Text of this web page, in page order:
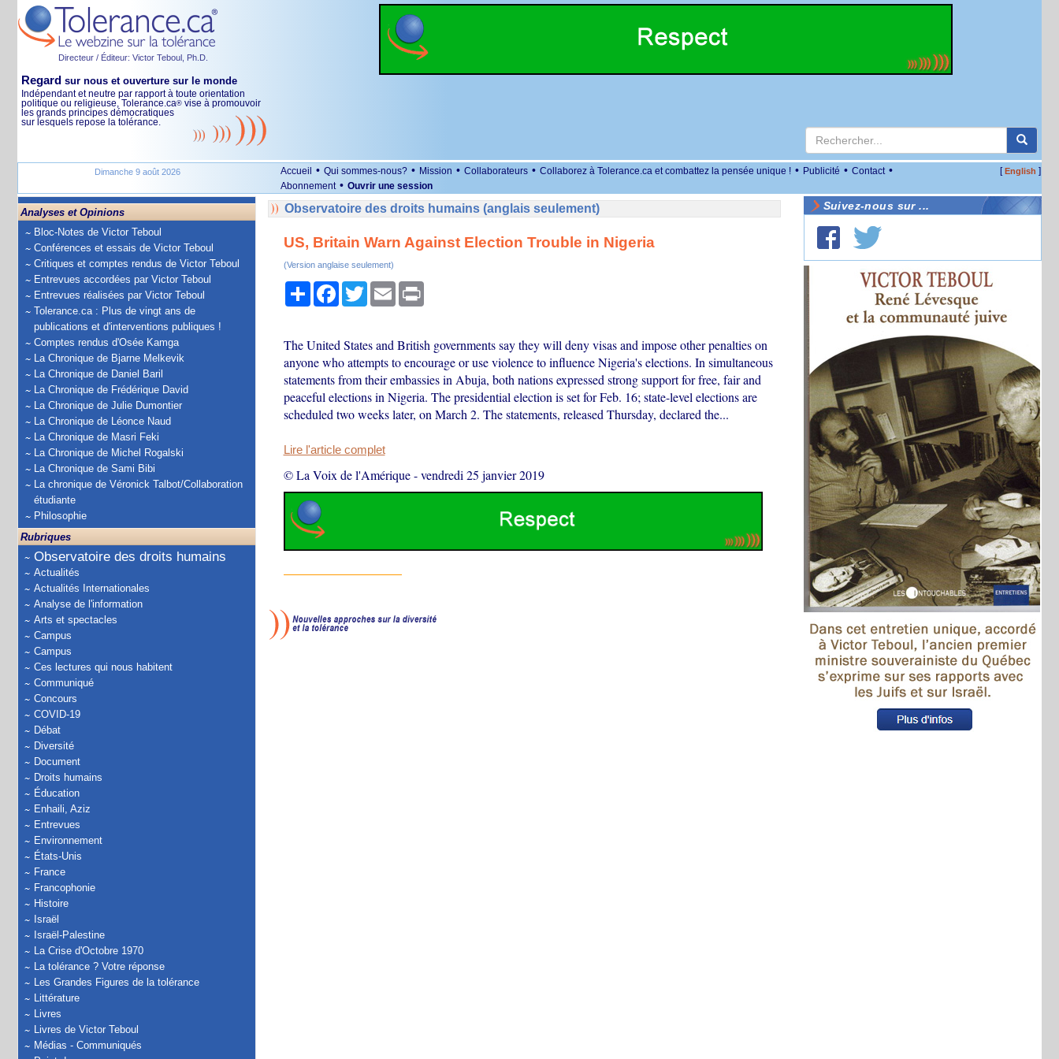
Directeur / Éditeur: Victor Teboul, Ph.D.
Regard sur nous et ouverture sur le monde
Indépendant et neutre par rapport à toute orientation
politique ou religieuse, Tolerance.ca® vise à promouvoir
les grands principes démocratiques
sur lesquels repose la tolérance.
Dimanche 9 août 2026 Accueil • Qui sommes-nous? • Mission • Collaborateurs • Collaborez à Tolerance.ca et combattez la pensée unique ! • Publicité • Contact •
Abonnement • Ouvrir une session
[English ]
Analyses et Opinions
Bloc-Notes de Victor Teboul
Conférences et essais de Victor Teboul
Critiques et comptes rendus de Victor Teboul
Entrevues accordées par Victor Teboul
Entrevues réalisées par Victor Teboul
Tolerance.ca : Plus de vingt ans de
publications et d'interventions publiques !
Comptes rendus d'Osée Kamga
La Chronique de Bjarne Melkevik
La Chronique de Daniel Baril
La Chronique de Frédérique David
La Chronique de Julie Dumontier
La Chronique de Léonce Naud
La Chronique de Masri Feki
La Chronique de Michel Rogalski
La Chronique de Sami Bibi
La chronique de Véronick Talbot/Collaboration
étudiante
Philosophie
Rubriques
Observatoire des droits humains
Actualités
Actualités Internationales
Analyse de l'information
Arts et spectacles
Campus
Campus
Ces lectures qui nous habitent
Communiqué
Concours
COVID-19
Débat
Diversité
Document
Droits humains
Éducation
Enhaili, Aziz
Entrevues
Environnement
États-Unis
France
Francophonie
Histoire
Israël
Israël-Palestine
La Crise d'Octobre 1970
La tolérance ? Votre réponse
Les Grandes Figures de la tolérance
Littérature
Livres
Livres de Victor Teboul
Médias - Communiqués
Observatoire des droits humains (anglais seulement)
US, Britain Warn Against Election Trouble in Nigeria
(Version anglaise seulement)
PartagerFacebook
TwitterEmail Print
The United States and British governments say they will deny visas and impose other penalties on
anyone who attempts to encourage or use violence to influence Nigeria's elections. In simultaneous
statements from their embassies in Abuja, both nations expressed strong support for free, fair and
peaceful elections in Nigeria. The presidential election is set for Feb. 16; state-level elections are
scheduled two weeks later, on March 2. The statements, released Thursday, declared the...
Lire l'article complet
© La Voix de l'Amérique-vendredi 25 janvier 2019
Suivez-nous sur ...